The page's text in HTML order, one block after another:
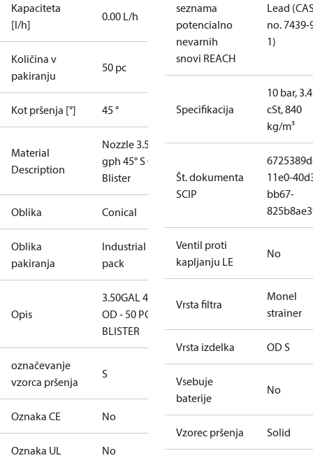
Kapaciteta
[l/h]
0.00 L/h
Količina v
pakiranju
50 pc
Kot pršenja [°] 45 °
Material
Description
Nozzle 3.50
gph 45° S OD
Blister
Oblika Conical
Oblika
pakiranja
Industrial
pack
Opis
3.50GAL 45S
OD - 50 PCS.
BLISTER
označevanje
vzorca pršenja
S
Oznaka CE No
Oznaka UL No
seznama
potencialno
nevarnih
snovi REACH
Lead
no. 7439-
1)
Specifikacija
10 bar, 3.4
cSt, 840
kg/m³
Št. dokumenta
SCIP
11e0-
bb67-
Ventil proti
kapljanju LE
No
Vrsta filtra
Monel
strainer
Vrsta izdelka OD S
Vsebuje
baterije
No
Vzorec pršenja Solid